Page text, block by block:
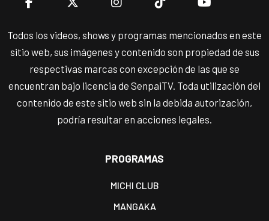
Todos los videos, shows y programas mencionados en este
sitio web, sus imágenes y contenido son propiedad de sus
respectivas marcas con excepción de las que se
encuentran bajo licencia de SenpaiTV. Toda utilización del
contenido de este sitio web sin la debida autorización,
podría resultar en acciones legales.
PROGRAMAS
MICHI CLUB
MANGAKA